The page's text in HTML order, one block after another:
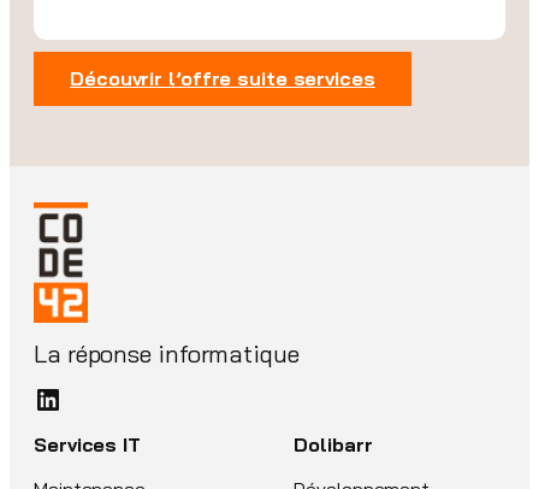
Découvrir l’offre suite services
La réponse informatique
LinkedIn
Services IT
Dolibarr